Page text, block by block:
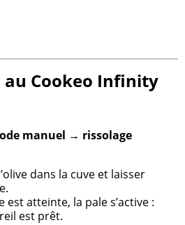
au Cookeo Infinity
manuel → rissolage
dans la cuve et laisser
atteinte, la pale s’active :
est prêt.